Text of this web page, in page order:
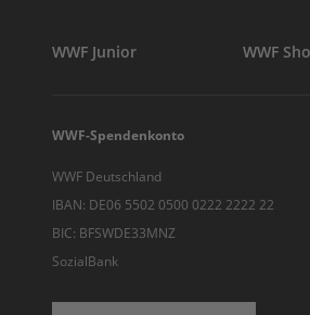
WWF Junior WWF
WWF-Spendenkonto
WWF Deutschland
IBAN: DE06 5502 0500 0222 2222 22
BIC: BFSWDE33MNZ
SozialBank